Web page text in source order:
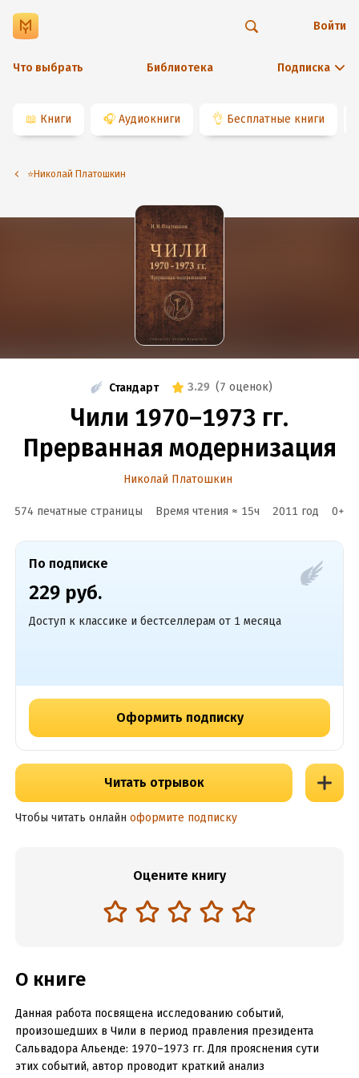
Что выбрать Библиотека Подписка
Войти
📖 Книги 🎧 Аудиокниги 👌 Бесплатные книги
⭐️Николай Платошкин
Стандарт 3.29 (7 оценок)
Чили 1970–1973 гг.
Прерванная модернизация
Николай Платошкин
574 печатные страницы Время чтения ≈ 15ч 2011 год 0+
По подписке
229 руб.
Доступ к классике и бестселлерам от 1 месяца
Оформить подписку
Читать отрывок
Чтобы читать онлайн оформите подписку
Оцените книгу
О книге
Данная работа посвящена исследованию событий,
произошедших в Чили в период правления президента
Сальвадора Альенде: 1970–1973 гг. Для прояснения сути
этих событий, автор проводит краткий анализ